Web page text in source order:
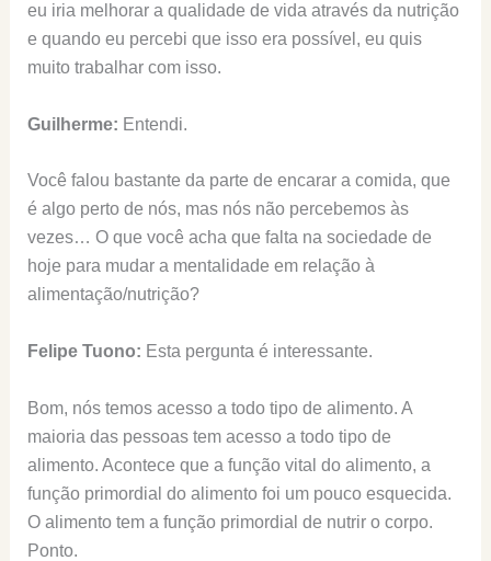
eu iria melhorar a qualidade de vida através da nutrição
e quando eu percebi que isso era possível, eu quis
muito trabalhar com isso.
Guilherme: Entendi.
Você falou bastante da parte de encarar a comida, que
é algo perto de nós, mas nós não percebemos às
vezes… O que você acha que falta na sociedade de
hoje para mudar a mentalidade em relação à
alimentação/nutrição?
Felipe Tuono: Esta pergunta é interessante.
Bom, nós temos acesso a todo tipo de alimento. A
maioria das pessoas tem acesso a todo tipo de
alimento. Acontece que a função vital do alimento, a
função primordial do alimento foi um pouco esquecida.
O alimento tem a função primordial de nutrir o corpo.
Ponto.